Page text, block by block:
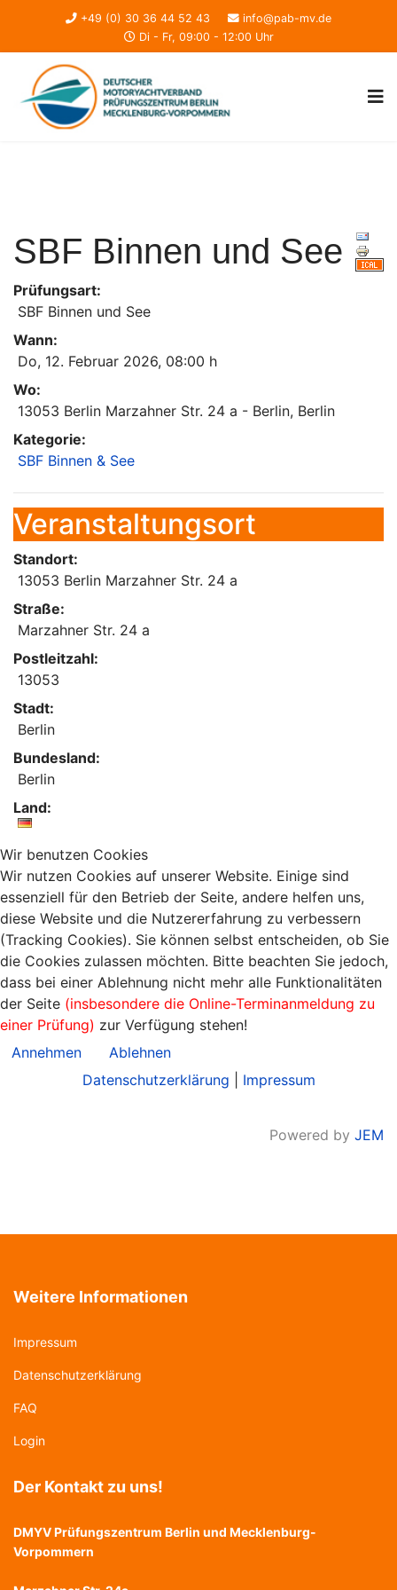
+49 (0) 30 36 44 52 43
info@pab-mv.de
Di - Fr, 09:00 - 12:00 Uhr
SBF Binnen und See
Prüfungsart:
SBF Binnen und See
Wann:
Do, 12. Februar 2026, 08:00 h
Wo:
13053 Berlin Marzahner Str. 24 a - Berlin, Berlin
Kategorie:
SBF Binnen & See
Veranstaltungsort
Standort:
13053 Berlin Marzahner Str. 24 a
Straße:
Marzahner Str. 24 a
Postleitzahl:
13053
Stadt:
Berlin
Bundesland:
Berlin
Land:
Powered by JEM
Weitere Informationen
Impressum
Datenschutzerklärung
FAQ
Login
Der Kontakt zu uns!
DMYV Prüfungszentrum Berlin und Mecklenburg-
Vorpommern
Wir benutzen Cookies
Wir nutzen Cookies auf unserer Website. Einige sind
essenziell für den Betrieb der Seite, andere helfen uns,
diese Website und die Nutzererfahrung zu verbessern
(Tracking Cookies). Sie können selbst entscheiden, ob Sie
die Cookies zulassen möchten. Bitte beachten Sie jedoch,
dass bei einer Ablehnung nicht mehr alle Funktionalitäten
der Seite (insbesondere die Online-Terminanmeldung zu
einer Prüfung) zur Verfügung stehen!
Annehmen
Ablehnen
Datenschutzerklärung
Impressum